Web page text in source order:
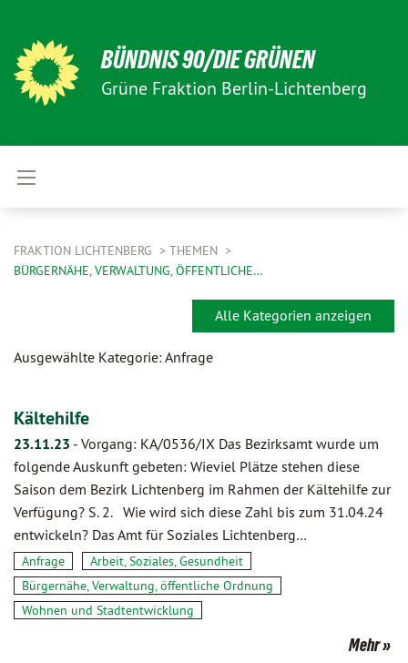
BÜNDNIS 90/DIE GRÜNEN
Grüne Fraktion Berlin-Lichtenberg
FRAKTION LICHTENBERG
THEMEN
BÜRGERNÄHE, VERWALTUNG, ÖFFENTLICHE…
Alle Kategorien anzeigen
Ausgewählte Kategorie: Anfrage
Kältehilfe
23.11.23 - Vorgang: KA/0536/IX Das Bezirksamt wurde um
folgende Auskunft gebeten: Wieviel Plätze stehen diese
Saison dem Bezirk Lichtenberg im Rahmen der Kältehilfe zur
Verfügung? S. 2. Wie wird sich diese Zahl bis zum 31.04.24
entwickeln? Das Amt für Soziales Lichtenberg…
Anfrage
Arbeit, Soziales, Gesundheit
Bürgernähe, Verwaltung, öffentliche Ordnung
Wohnen und Stadtentwicklung
Mehr